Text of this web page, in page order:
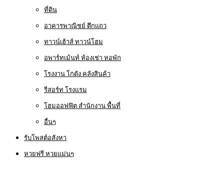
ที่ดิน
อาคารพาณิชย์ ตึกแถว
ทาวน์เฮ้าส์ ทาวน์โฮม
อพาร์ทเม้นท์ ห้องเช่า หอพัก
โรงงาน โกดัง คลังสินค้า
รีสอร์ท โรงแรม
โฮมออฟฟิต สำนักงาน พื้นที่
อื่นๆ
รับโพสต์อสังหา
หวยฟรี หวยแม่นๆ